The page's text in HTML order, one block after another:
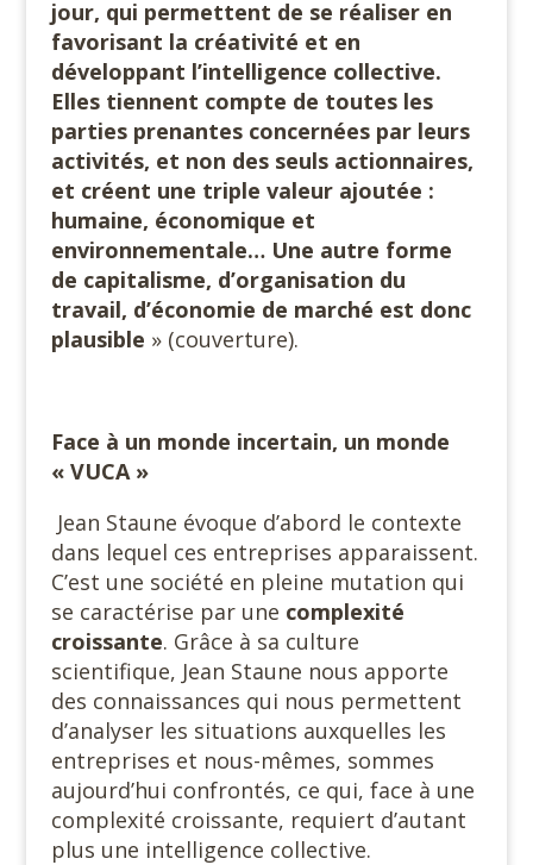
jour, qui permettent de se réaliser en
favorisant la créativité et en
développant l’intelligence collective.
Elles tiennent compte de toutes les
parties prenantes concernées par leurs
activités, et non des seuls actionnaires,
et créent une triple valeur ajoutée :
humaine, économique et
environnementale… Une autre forme
de capitalisme, d’organisation du
travail, d’économie de marché est donc
plausible » (couverture).
Face à un monde incertain, un monde
« VUCA »
Jean Staune évoque d’abord le contexte
dans lequel ces entreprises apparaissent.
C’est une société en pleine mutation qui
se caractérise par une complexité
croissante. Grâce à sa culture
scientifique, Jean Staune nous apporte
des connaissances qui nous permettent
d’analyser les situations auxquelles les
entreprises et nous-mêmes, sommes
aujourd’hui confrontés, ce qui, face à une
complexité croissante, requiert d’autant
plus une intelligence collective.